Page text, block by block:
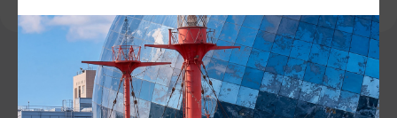
ВОЗМОЖНО ВАС ЗАИНТЕРЕСУЕТ